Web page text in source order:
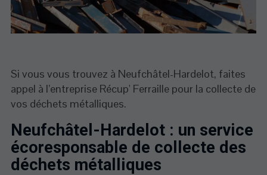
Si vous vous trouvez à Neufchâtel-Hardelot, faites
appel à l’entreprise Récup' Ferraille pour la collecte de
vos déchets métalliques.
Neufchâtel-Hardelot : un service
écoresponsable de collecte des
déchets métalliques